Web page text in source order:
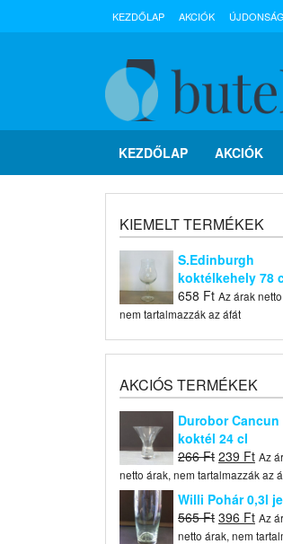
KEZDŐLAP AKCIÓK
KEZDŐLAP AKCIÓK
KIEMELT TERMÉKEK
S.Edinburgh
koktélkehely 78
658 Ft Az árak
nem tartalmazzák az áfát
AKCIÓS TERMÉKEK
Durobor Cancun
koktél 24 cl
266Ft Original
price
was:
266 Ft.
239 Ft
price
is:
239
Az
netto árak, nem tartalmazzák az
Willi Pohár 0,3l
565Ft Original
price
396 Ft
price
Az
netto árak, nem